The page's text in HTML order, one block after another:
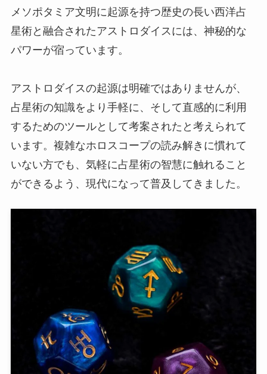
メソポタミア文明に起源を持つ歴史の長い西洋占
星術と融合されたアストロダイスには、神秘的な
パワーが宿っています。
アストロダイスの起源は明確ではありませんが、
占星術の知識をより手軽に、そして直感的に利用
するためのツールとして考案されたと考えられて
います。複雑なホロスコープの読み解きに慣れて
いない方でも、気軽に占星術の智慧に触れること
ができるよう、現代になって普及してきました。